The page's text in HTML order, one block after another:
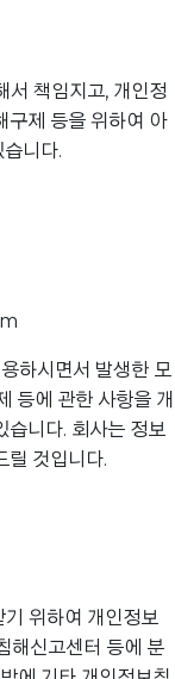
서 책임지고, 개인정
구제 등을 위하여 아
니다.
하시면서 발생한 모
등에 관한 사항을 개
습니다. 회사는 정보
릴 것입니다.
위하여 개인정보
해신고센터 등에 분